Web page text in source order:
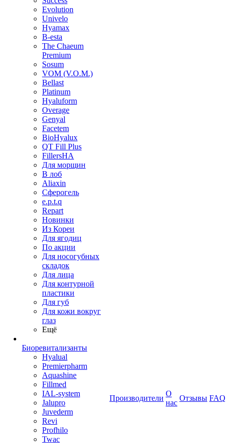
Evolution
Univelo
Hyamax
B-esta
The Chaeum
Premium
Sosum
VOM (V.O.M.)
Bellast
Platinum
Hyaluform
Overage
Genyal
Facetem
BioHyalux
QT Fill Plus
FillersHA
Для морщин
В лоб
Aliaxin
Сферогель
e.p.t.q
Repart
Новинки
Из Кореи
Для ягодиц
По акции
Для носогубных
складок
Для лица
Для контурной
пластики
Для губ
Для кожи вокруг
глаз
Ещё
Биоревитализанты
Hyalual
Premierpharm
Aquashine
Fillmed
IAL-system
Jalupro
Juvederm
Revi
Profhilo
Twac
Производители
О
нас
Отзывы FAQ